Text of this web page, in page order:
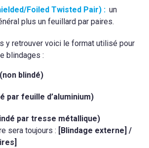
Foiled Twisted Pair) : un
plus un feuillard par paires.
y retrouver voici le format utilisé pour
blindages :
blindé)
par feuille d’aluminium)
par tresse métallique)
sera toujours : [Blindage externe] /